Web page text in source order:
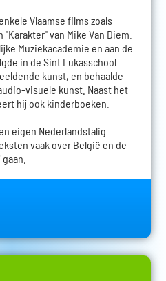
Vlaamse films zoals
van Mike Van Diem.
Muziekacademie en aan de
in de Sint Lukasschool
kunst, en behaalde
visuele kunst. Naast het
hij ook kinderboeken.
eigen Nederlandstalig
vaak over België en de